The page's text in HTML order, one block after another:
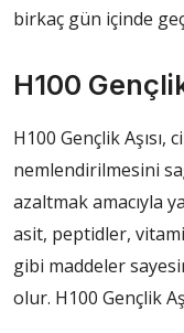
birkaç gün içinde
H100
H100 Gençlik
nemlendirilmesini
azaltmak amacıyla
asit, peptidler,
gibi maddeler
olur. H100 Gençlik